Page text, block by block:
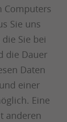
Computers
Sie uns
Sie bei
die Dauer
Daten
einer
Eine
anderen